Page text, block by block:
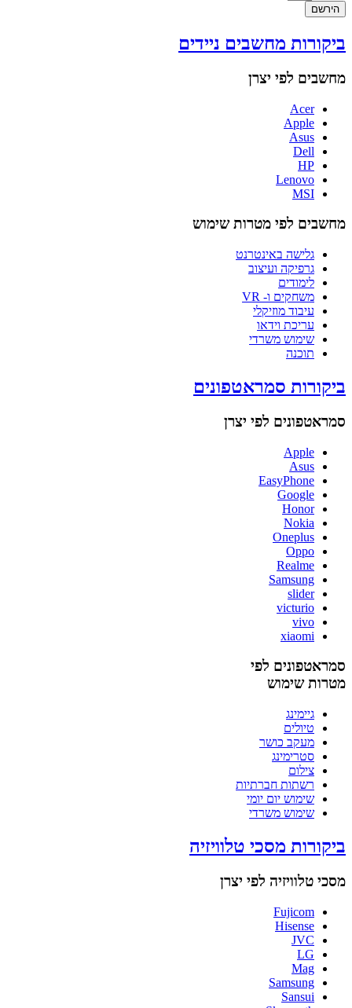
הירשם
ביקורות מחשבים ניידים
מחשבים לפי יצרן
Acer
Apple
Asus
Dell
HP
Lenovo
MSI
מחשבים לפי מטרות שימוש
גלישה באינטרנט
גרפיקה ועיצוב
לימודים
משחקים ו- VR
עיבוד מוזיקלי
עריכת וידאו
שימוש משרדי
תוכנה
ביקורות סמראטפונים
סמראטפונים לפי יצרן
Apple
Asus
EasyPhone
Google
Honor
Nokia
Oneplus
Oppo
Realme
Samsung
slider
victurio
vivo
xiaomi
סמראטפונים לפי
מטרות שימוש
גיימינג
טיולים
מעקב כושר
סטרימינג
צילום
רשתות חברתיות
שימוש יום יומי
שימוש משרדי
ביקורות מסכי טלוויזיה
מסכי טלוויזיה לפי יצרן
Fujicom
Hisense
JVC
LG
Mag
Samsung
Sansui